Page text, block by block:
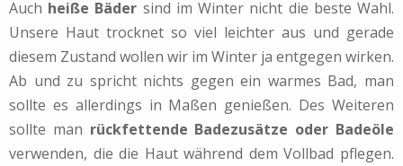
Auch heiße Bäder sind im Winter nicht die beste Wahl.
Unsere Haut trocknet so viel leichter aus und gerade
diesem Zustand wollen wir im Winter ja entgegen wirken.
Ab und zu spricht nichts gegen ein warmes Bad, man
sollte es allerdings in Maßen genießen. Des Weiteren
sollte man rückfettende Badezusätze oder Badeöle
verwenden, die die Haut während dem Vollbad pflegen.